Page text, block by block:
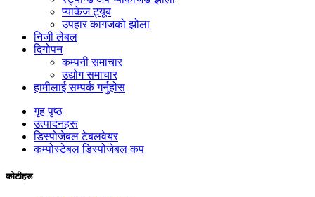
प्याकेज ट्यूब
उपहार कागजको झोला
निजी लेबल
दिगोपन
कम्पनी समाचार
उद्योग समाचार
हामीलाई सम्पर्क गर्नुहोस
गृह पृष्ठ
उत्पादनहरू
डिस्पोजेबल टेबलवेयर
कम्पोस्टेबल डिस्पोजेबल कप
कोटीहरू